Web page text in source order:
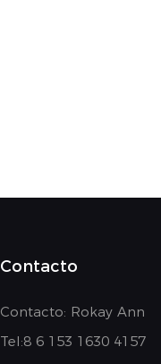
Contacto
Contacto: Rokay Ann
Tel:8 6 153 1630 4157